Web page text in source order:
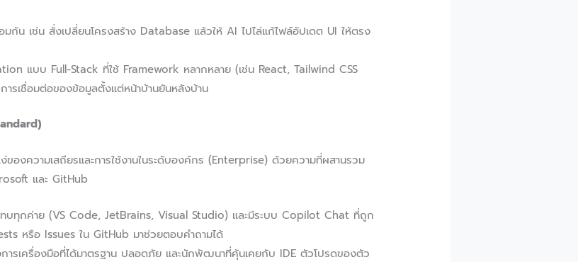
มกัน เช่น สั่งเปลี่ยนโครงสร้าง Database แล้วให้ AI ไปไล่แก้ไฟล์อัปเดต UI ให้ตรง
แบบ Full-Stack ที่ใช้ Framework หลากหลาย (เช่น React, Tailwind CSS
ารเชื่อมต่อของข้อมูลตั้งแต่หน้าบ้านยันหลังบ้าน
องความเสถียรและการใช้งานในระดับองค์กร (Enterprise) ด้วยความที่ผสานรวม
และ GitHub
ทบทุกค่าย (VS Code, JetBrains, Visual Studio) และมีระบบ Copilot Chat ที่ถูก
หรือ Issues ใน GitHub มาช่วยตอบคำถามได้
รเครื่องมือที่ได้มาตรฐาน ปลอดภัย และนักพัฒนาที่คุ้นเคยกับ IDE ตัวโปรดของตัว